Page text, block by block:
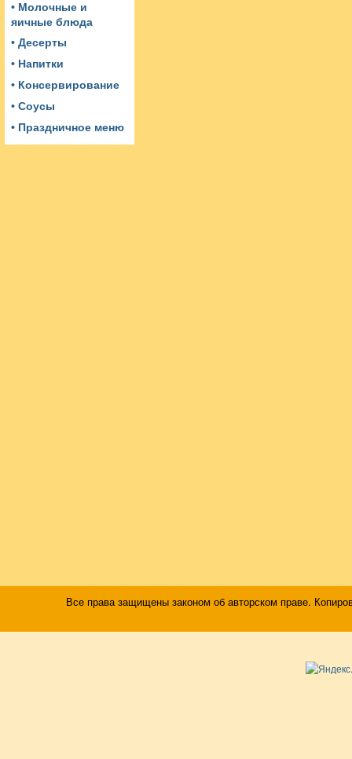
• Молочные и
яичные блюда
• Десерты
• Напитки
• Консервирование
• Соусы
• Праздничное меню
Все права защищены законом об авторском праве.